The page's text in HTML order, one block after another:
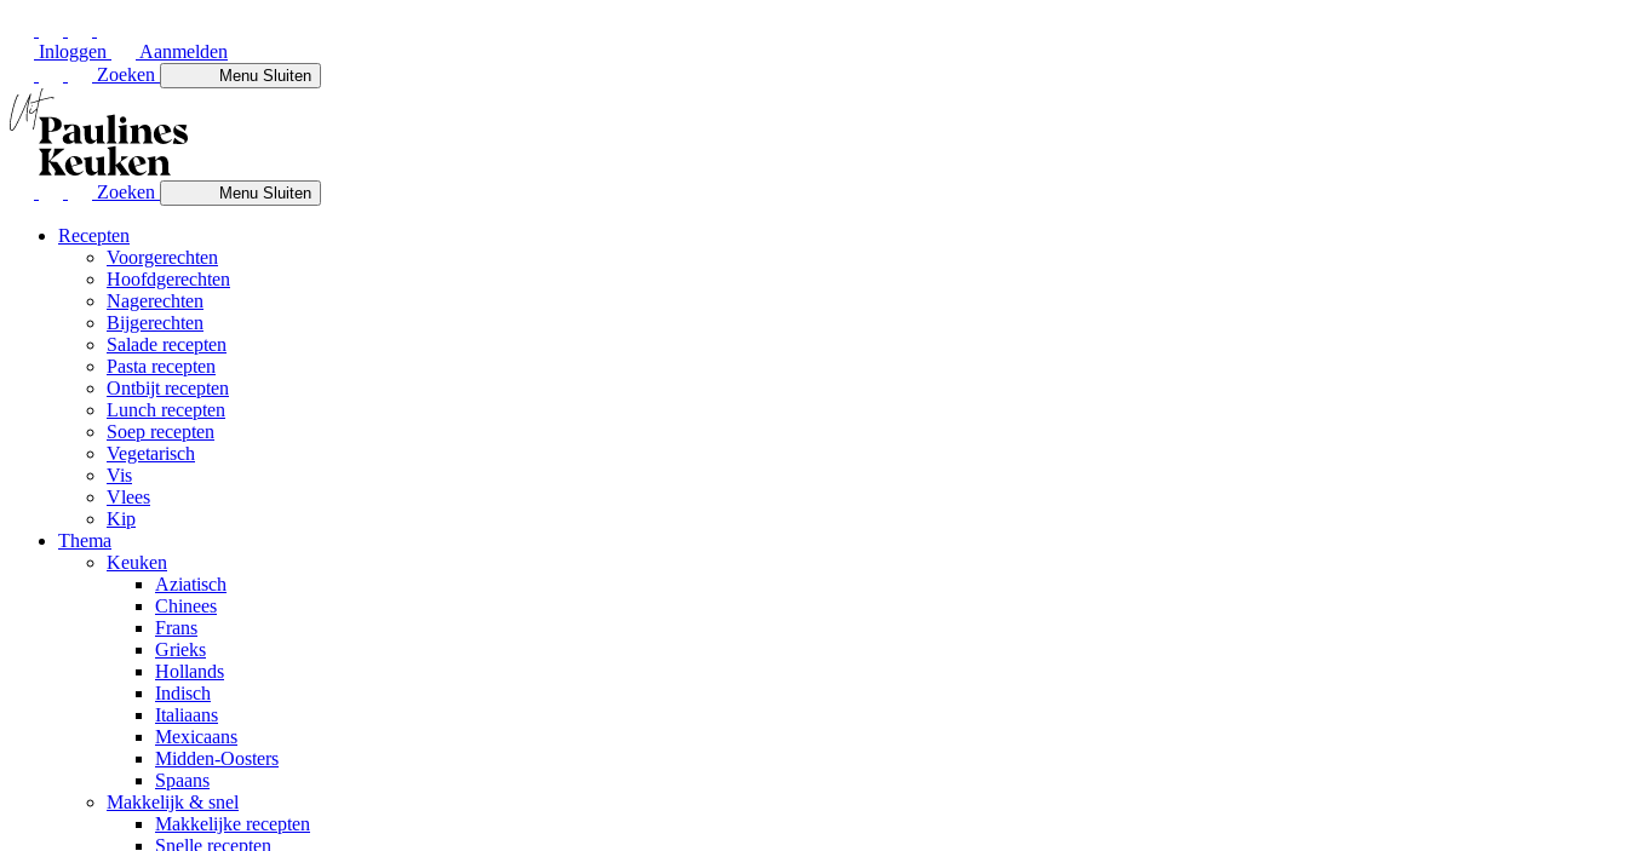
Inloggen
Aanmelden
Zoeken
MenuSluiten
Zoeken MenuSluiten
Recepten
Voorgerechten
Hoofdgerechten
Nagerechten
Bijgerechten
Salade recepten
Pasta recepten
Ontbijt recepten
Lunch recepten
Soep recepten
Vegetarisch
Vis
Vlees
Kip
Thema
Keuken
Aziatisch
Chinees
Frans
Grieks
Hollands
Indisch
Italiaans
Mexicaans
Midden-Oosters
Spaans
Makkelijk & snel
Makkelijke recepten
Snelle recepten